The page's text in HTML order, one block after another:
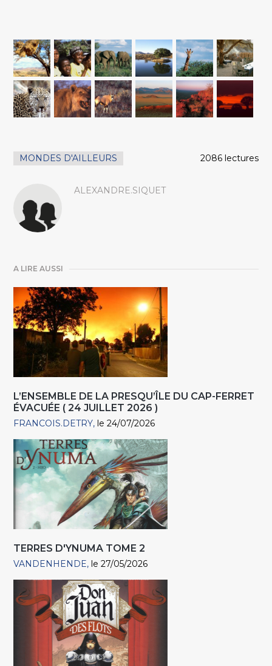
MONDES D'AILLEURS 2086 lectures
ALEXANDRE.SIQUET
A LIRE AUSSI
L’ENSEMBLE DE LA PRESQU’ÎLE DU CAP-FERRET
ÉVACUÉE ( 24 JUILLET 2026 )
FRANCOIS.DETRY le 24/07/2026
TERRES D'YNUMA TOME 2
VANDENHENDE le 27/05/2026